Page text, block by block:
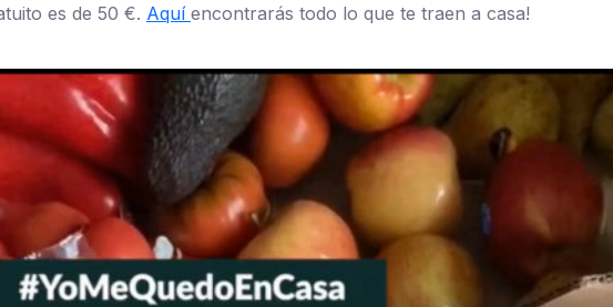
es de 50 €. Aquí encontrarás todo lo que te traen a casa!